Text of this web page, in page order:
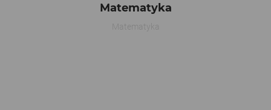
Matematyka
Matematyka